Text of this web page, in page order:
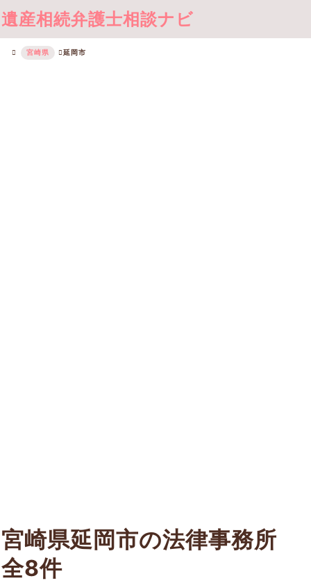
遺産相続弁護士相談ナビ
宮崎県 延岡市
宮崎県延岡市の法律事務所
全8件